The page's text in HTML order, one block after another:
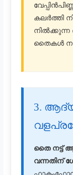
കലർത്തി
നിൽക്കുന്ന
തൈകൾ
3.
തൈ നട്ട്
വന്നതിന്